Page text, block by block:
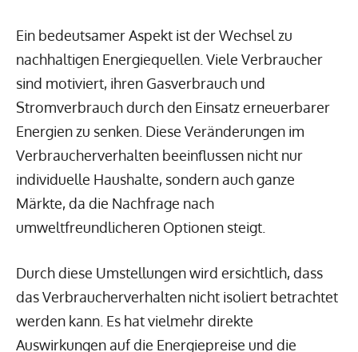
Ein bedeutsamer Aspekt ist der Wechsel zu
nachhaltigen Energiequellen. Viele Verbraucher
sind motiviert, ihren Gasverbrauch und
Stromverbrauch durch den Einsatz erneuerbarer
Energien zu senken. Diese Veränderungen im
Verbraucherverhalten beeinflussen nicht nur
individuelle Haushalte, sondern auch ganze
Märkte, da die Nachfrage nach
umweltfreundlicheren Optionen steigt.
Durch diese Umstellungen wird ersichtlich, dass
das Verbraucherverhalten nicht isoliert betrachtet
werden kann. Es hat vielmehr direkte
Auswirkungen auf die Energiepreise und die